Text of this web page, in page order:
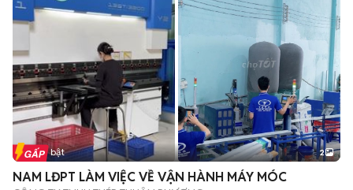
Tin nổi bật 2
NAM LĐPT LÀM VIỆC VỀ VẬN HÀNH MÁY MÓC